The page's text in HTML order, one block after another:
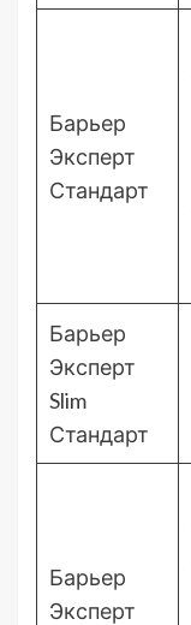
Барьер
Эксперт
Стандарт
Барьер
Эксперт
Slim
Стандарт
Барьер
Эксперт